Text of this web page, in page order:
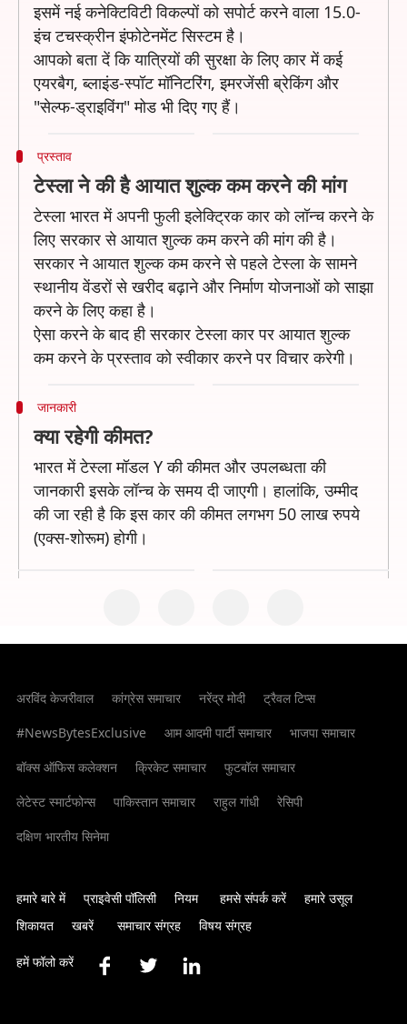
इसमें नई कनेक्टिविटी विकल्पों को सपोर्ट करने वाला 15.0-
इंच टचस्क्रीन इंफोटेनमेंट सिस्टम है।
आपको बता दें कि यात्रियों की सुरक्षा के लिए कार में कई
एयरबैग, ब्लाइंड-स्पॉट मॉनिटरिंग, इमरजेंसी ब्रेकिंग और
"सेल्फ-ड्राइविंग" मोड भी दिए गए हैं।
प्रस्ताव
टेस्ला ने की है आयात शुल्क कम करने की मांग
टेस्ला भारत में अपनी फुली इलेक्ट्रिक कार को लॉन्च करने के
लिए सरकार से आयात शुल्क कम करने की मांग की है।
सरकार ने आयात शुल्क कम करने से पहले टेस्ला के सामने
स्थानीय वेंडरों से खरीद बढ़ाने और निर्माण योजनाओं को साझा
करने के लिए कहा है।
ऐसा करने के बाद ही सरकार टेस्ला कार पर आयात शुल्क
कम करने के प्रस्ताव को स्वीकार करने पर विचार करेगी।
जानकारी
क्या रहेगी कीमत?
भारत में टेस्ला मॉडल Y की कीमत और उपलब्धता की
जानकारी इसके लॉन्च के समय दी जाएगी। हालांकि, उम्मीद
की जा रही है कि इस कार की कीमत लगभग 50 लाख रुपये
(एक्स-शोरूम) होगी।
अरविंद केजरीवाल कांग्रेस समाचार नरेंद्र मोदी
ट्रैवल टिप्स
#NewsBytesExclusive
आम आदमी पार्टी समाचार
भाजपा समाचार
बॉक्स ऑफिस कलेक्शन
क्रिकेट समाचार
फुटबॉल समाचार
लेटेस्ट स्मार्टफोन्स
पाकिस्तान समाचार राहुल गांधी
रेसिपी
दक्षिण भारतीय सिनेमा
हमारे बारे में प्राइवेसी पॉलिसी नियम हमसे संपर्क करें
हमारे उसूल
शिकायत
खबरें समाचार संग्रह विषय संग्रह
हमें फॉलो करें